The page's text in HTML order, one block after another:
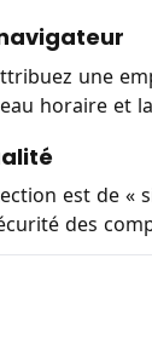
une
horaire et
est de «
des